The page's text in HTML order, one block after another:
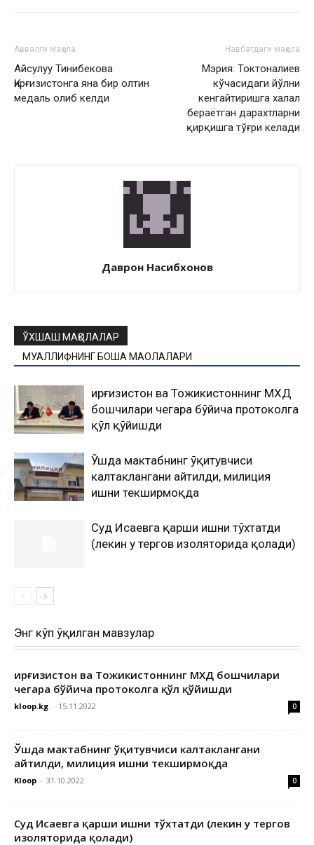
Аввалги мақола
Айсулуу Тинибекова
Қирғизистонга яна бир олтин
медаль олиб келди
Навбатдаги мақола
Мэрия: Токтоналиев
кўчасидаги йўлни
кенгайтиришга халал
бераётган дарахтларни
қирқишга тўғри келади
Даврон Насибхонов
ЎХШАШ МАҚОЛАЛАР
МУАЛЛИФНИНГ БОШҚА МАҚОЛАЛАРИ
Қирғизистон ва Тожикистоннинг МХДҚ
бошчилари чегара бўйича протоколга
қўл қўйишди
Ўшда мактабнинг ўқитувчиси
калтаклангани айтилди, милиция
ишни текширмоқда
Суд Исаевга қарши ишни тўхтатди
(лекин у тергов изоляторида қолади)
Энг кўп ўқилган мавзулар
Қирғизистон ва Тожикистоннинг МХДҚ бошчилари
чегара бўйича протоколга қўл қўйишди
kloop.kg - 15.11.2022 0
Ўшда мактабнинг ўқитувчиси калтаклангани
айтилди, милиция ишни текширмоқда
Kloop - 31.10.2022 0
Суд Исаевга қарши ишни тўхтатди (лекин у тергов
изоляторида қолади)